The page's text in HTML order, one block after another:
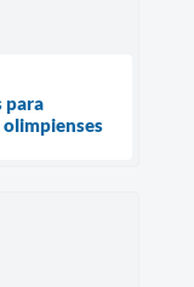
para